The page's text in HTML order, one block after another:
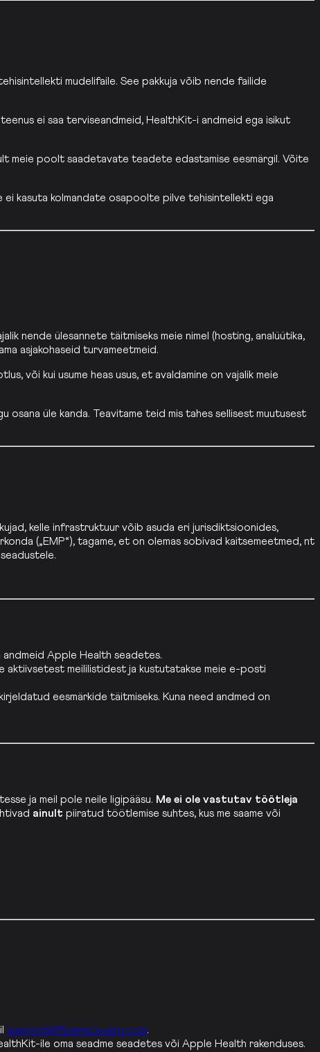
mudelifaile. See pakkuja võib nende failide
ei saa terviseandmeid, HealthKit-i andmeid ega isikut
meie poolt saadetavate teadete edastamise eesmärgil. Võite
ei kasuta kolmandate osapoolte pilve tehisintellekti ega
nende ülesannete täitmiseks meie nimel (hosting, analüütika,
asjakohaseid turvameetmeid.
või kui usume heas usus, et avaldamine on vajalik meie
osana üle kanda. Teavitame teid mis tahes sellisest muutusest
kelle infrastruktuur võib asuda eri jurisdiktsioonides,
(„EMP“), tagame, et on olemas sobivad kaitsemeetmed, nt
andmeid Apple Health seadetes.
aktiivsetest meililistidest ja kustutatakse meie e-posti
eesmärkide täitmiseks. Kuna need andmed on
ja meil pole neile ligipääsu. Me ei ole vastutav töötleja
ainult piiratud töötlemise suhtes, kus me saame või
support@flowrecovery.com.
ile oma seadme seadetes või Apple Health rakenduses.